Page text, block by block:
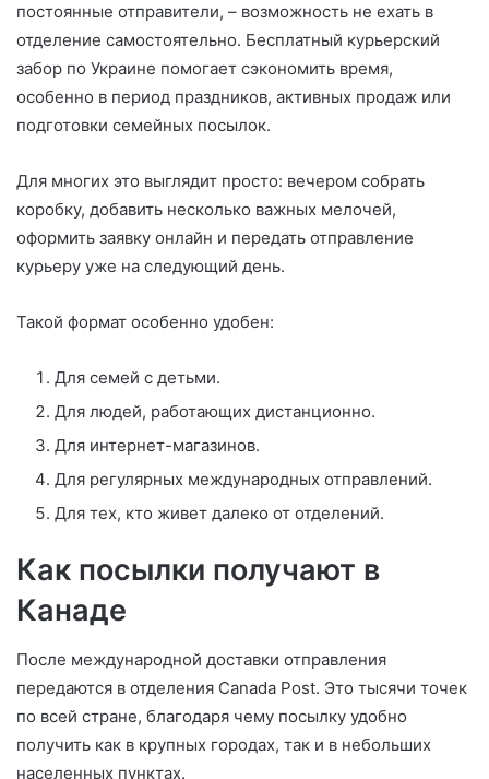
постоянные отправители, – возможность не ехать в
отделение самостоятельно. Бесплатный курьерский
забор по Украине помогает сэкономить время,
особенно в период праздников, активных продаж или
подготовки семейных посылок.
Для многих это выглядит просто: вечером собрать
коробку, добавить несколько важных мелочей,
оформить заявку онлайн и передать отправление
курьеру уже на следующий день.
Такой формат особенно удобен:
Для семей с детьми.
Для людей, работающих дистанционно.
Для интернет-магазинов.
Для регулярных международных отправлений.
Для тех, кто живет далеко от отделений.
Как посылки получают в
Канаде
После международной доставки отправления
передаются в отделения Canada Post. Это тысячи точек
по всей стране, благодаря чему посылку удобно
получить как в крупных городах, так и в небольших
населенных пунктах.